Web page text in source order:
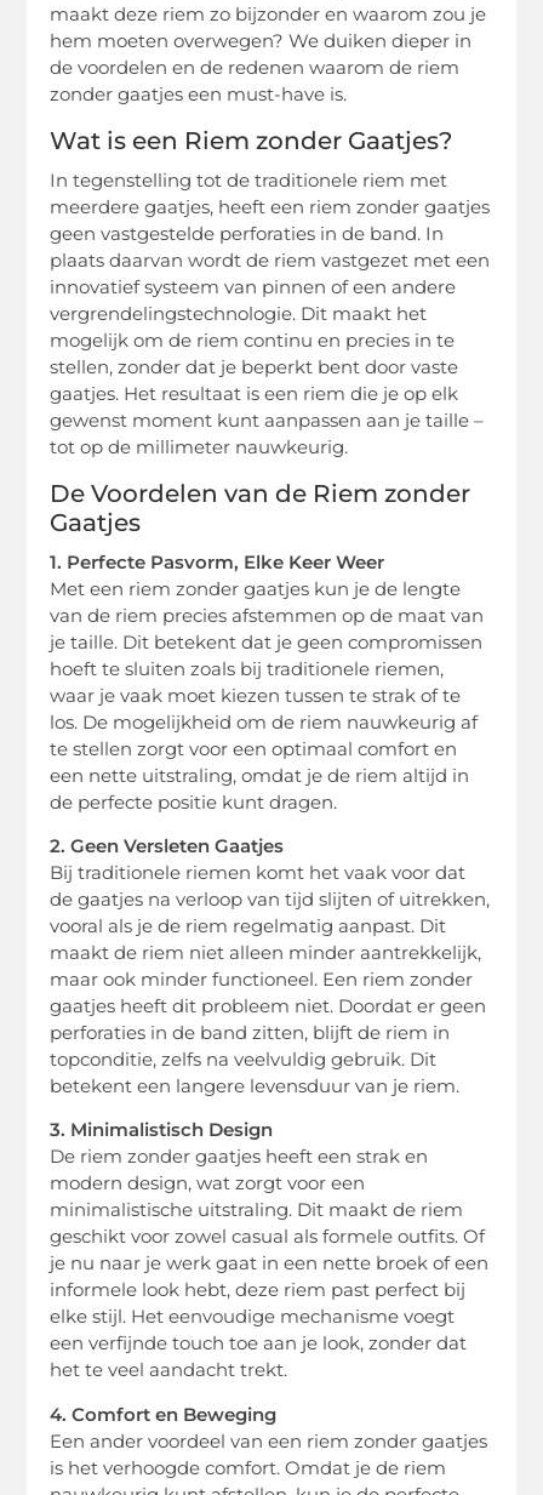
maakt deze riem zo bijzonder en waarom zou je
hem moeten overwegen? We duiken dieper in
de voordelen en de redenen waarom de riem
zonder gaatjes een must-have is.
Wat is een Riem zonder Gaatjes?
In tegenstelling tot de traditionele riem met
meerdere gaatjes, heeft een riem zonder gaatjes
geen vastgestelde perforaties in de band. In
plaats daarvan wordt de riem vastgezet met een
innovatief systeem van pinnen of een andere
vergrendelingstechnologie. Dit maakt het
mogelijk om de riem continu en precies in te
stellen, zonder dat je beperkt bent door vaste
gaatjes. Het resultaat is een riem die je op elk
gewenst moment kunt aanpassen aan je taille –
tot op de millimeter nauwkeurig.
De Voordelen van de Riem zonder
Gaatjes
1. Perfecte Pasvorm, Elke Keer Weer
Met een riem zonder gaatjes kun je de lengte
van de riem precies afstemmen op de maat van
je taille. Dit betekent dat je geen compromissen
hoeft te sluiten zoals bij traditionele riemen,
waar je vaak moet kiezen tussen te strak of te
los. De mogelijkheid om de riem nauwkeurig af
te stellen zorgt voor een optimaal comfort en
een nette uitstraling, omdat je de riem altijd in
de perfecte positie kunt dragen.
2. Geen Versleten Gaatjes
Bij traditionele riemen komt het vaak voor dat
de gaatjes na verloop van tijd slijten of uitrekken,
vooral als je de riem regelmatig aanpast. Dit
maakt de riem niet alleen minder aantrekkelijk,
maar ook minder functioneel. Een riem zonder
gaatjes heeft dit probleem niet. Doordat er geen
perforaties in de band zitten, blijft de riem in
topconditie, zelfs na veelvuldig gebruik. Dit
betekent een langere levensduur van je riem.
3. Minimalistisch Design
De riem zonder gaatjes heeft een strak en
modern design, wat zorgt voor een
minimalistische uitstraling. Dit maakt de riem
geschikt voor zowel casual als formele outfits. Of
je nu naar je werk gaat in een nette broek of een
informele look hebt, deze riem past perfect bij
elke stijl. Het eenvoudige mechanisme voegt
een verfijnde touch toe aan je look, zonder dat
het te veel aandacht trekt.
4. Comfort en Beweging
Een ander voordeel van een riem zonder gaatjes
is het verhoogde comfort. Omdat je de riem